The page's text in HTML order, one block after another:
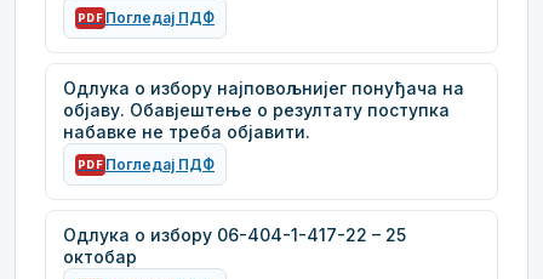
PDF Погледај ПДФ
Одлука о избору најповољнијег понуђача на
објаву. Обавјештење о резултату поступка
набавке не треба објавити.
PDF Погледај ПДФ
Одлука о избору 06-404-1-417-22 – 25
октобар